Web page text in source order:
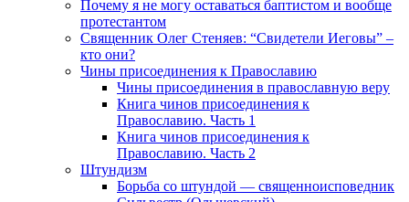
Почему я не могу оставаться баптистом и вообще
протестантом
Священник Олег Стеняев: “Свидетели Иеговы” –
кто они?
Чины присоединения к Православию
Чины присоединения в православную веру
Книга чинов присоединения к
Православию. Часть 1
Книга чинов присоединения к
Православию. Часть 2
Штундизм
Борьба со штундой — священноисповедник